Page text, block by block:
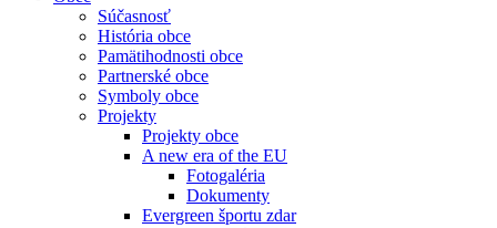
Súčasnosť
História obce
Pamätihodnosti obce
Partnerské obce
Symboly obce
Projekty
Projekty obce
A new era of the EU
Fotogaléria
Dokumenty
Evergreen športu zdar